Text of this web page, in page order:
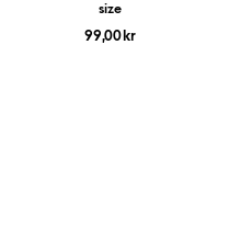
size
99,00 kr